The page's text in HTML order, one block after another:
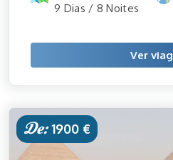
9 Dias / 8 Noites
Ver
De:1900 €